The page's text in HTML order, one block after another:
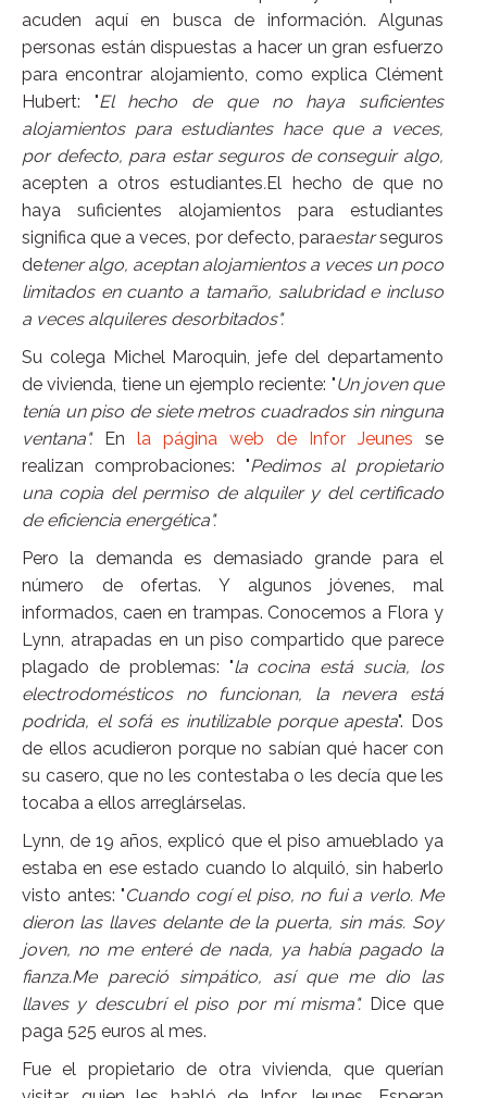
acuden aquí en busca de información. Algunas
personas están dispuestas a hacer un gran esfuerzo
para encontrar alojamiento, como explica Clément
Hubert: "El hecho de que no haya suficientes
alojamientos para estudiantes hace que a veces,
por defecto, para estar seguros de conseguir algo,
acepten a otros estudiantes.El hecho de que no
haya suficientes alojamientos para estudiantes
significa que a veces, por defecto, paraestarseguros
detener algo, aceptan alojamientos a veces un poco
limitados en cuanto a tamaño, salubridad e incluso
a veces alquileres desorbitados".
Su colega Michel Maroquin, jefe del departamento
de vivienda, tiene un ejemplo reciente: "Un joven que
tenía un piso de siete metros cuadrados sin ninguna
ventana".
En la página web de Infor Jeunes se
realizan comprobaciones: "Pedimos al propietario
una copia del permiso de alquiler y del certificado
de eficiencia energética".
Pero la demanda es demasiado grande para el
número de ofertas. Y algunos jóvenes, mal
informados, caen en trampas. Conocemos a Flora y
Lynn, atrapadas en un piso compartido que parece
plagado de problemas: "la cocina está sucia, los
electrodomésticos no funcionan, la nevera está
podrida, el sofá es inutilizable porque apesta". Dos
de ellos acudieron porque no sabían qué hacer con
su casero, que no les contestaba o les decía que les
tocaba a ellos arreglárselas.
Lynn, de 19 años, explicó que el piso amueblado ya
estaba en ese estado cuando lo alquiló, sin haberlo
visto antes: "Cuando cogí el piso, no fui a verlo. Me
dieron las llaves delante de la puerta, sin más. Soy
joven, no me enteré de nada, ya había pagado la
fianza.Me pareció simpático, así que me dio las
llaves y descubrí el piso por mí misma".Dice que
paga 525 euros al mes.
Fue el propietario de otra vivienda, que querían